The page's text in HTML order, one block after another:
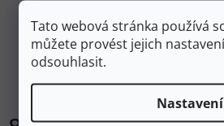
Tato webová stránka používá
můžete provést jejich
odsouhlasit.
Nastavení
ORTOVOX Pánské boxerky 120
BOXER petrol